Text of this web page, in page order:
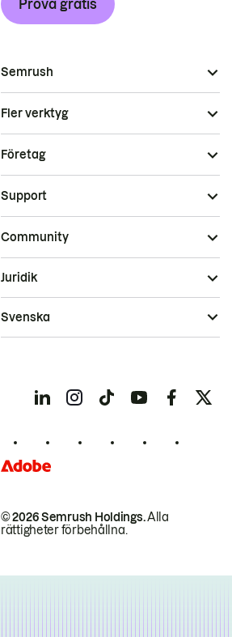
Prova gratis
Semrush
Fler verktyg
Företag
Support
Community
© 2026 Semrush Holdings.Alla
rättigheter förbehållna.
Juridik
Svenska